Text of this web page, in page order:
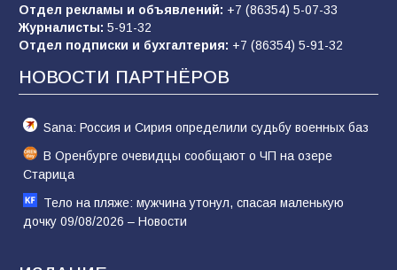
Батайчане вышли в финал Всероссийского
конкурса «Большая перемена»
Отдел рекламы и объявлений: +7 (86354) 5-07-33
Журналисты: 5-91-32
Отдел подписки и бухгалтерия: +7 (86354) 5-91-32
НОВОСТИ ПАРТНЁРОВ
Sana: Россия и Сирия определили судьбу военных баз
В Оренбурге очевидцы сообщают о ЧП на озере
Старица
Тело на пляже: мужчина утонул, спасая маленькую
дочку 09/08/2026 – Новости